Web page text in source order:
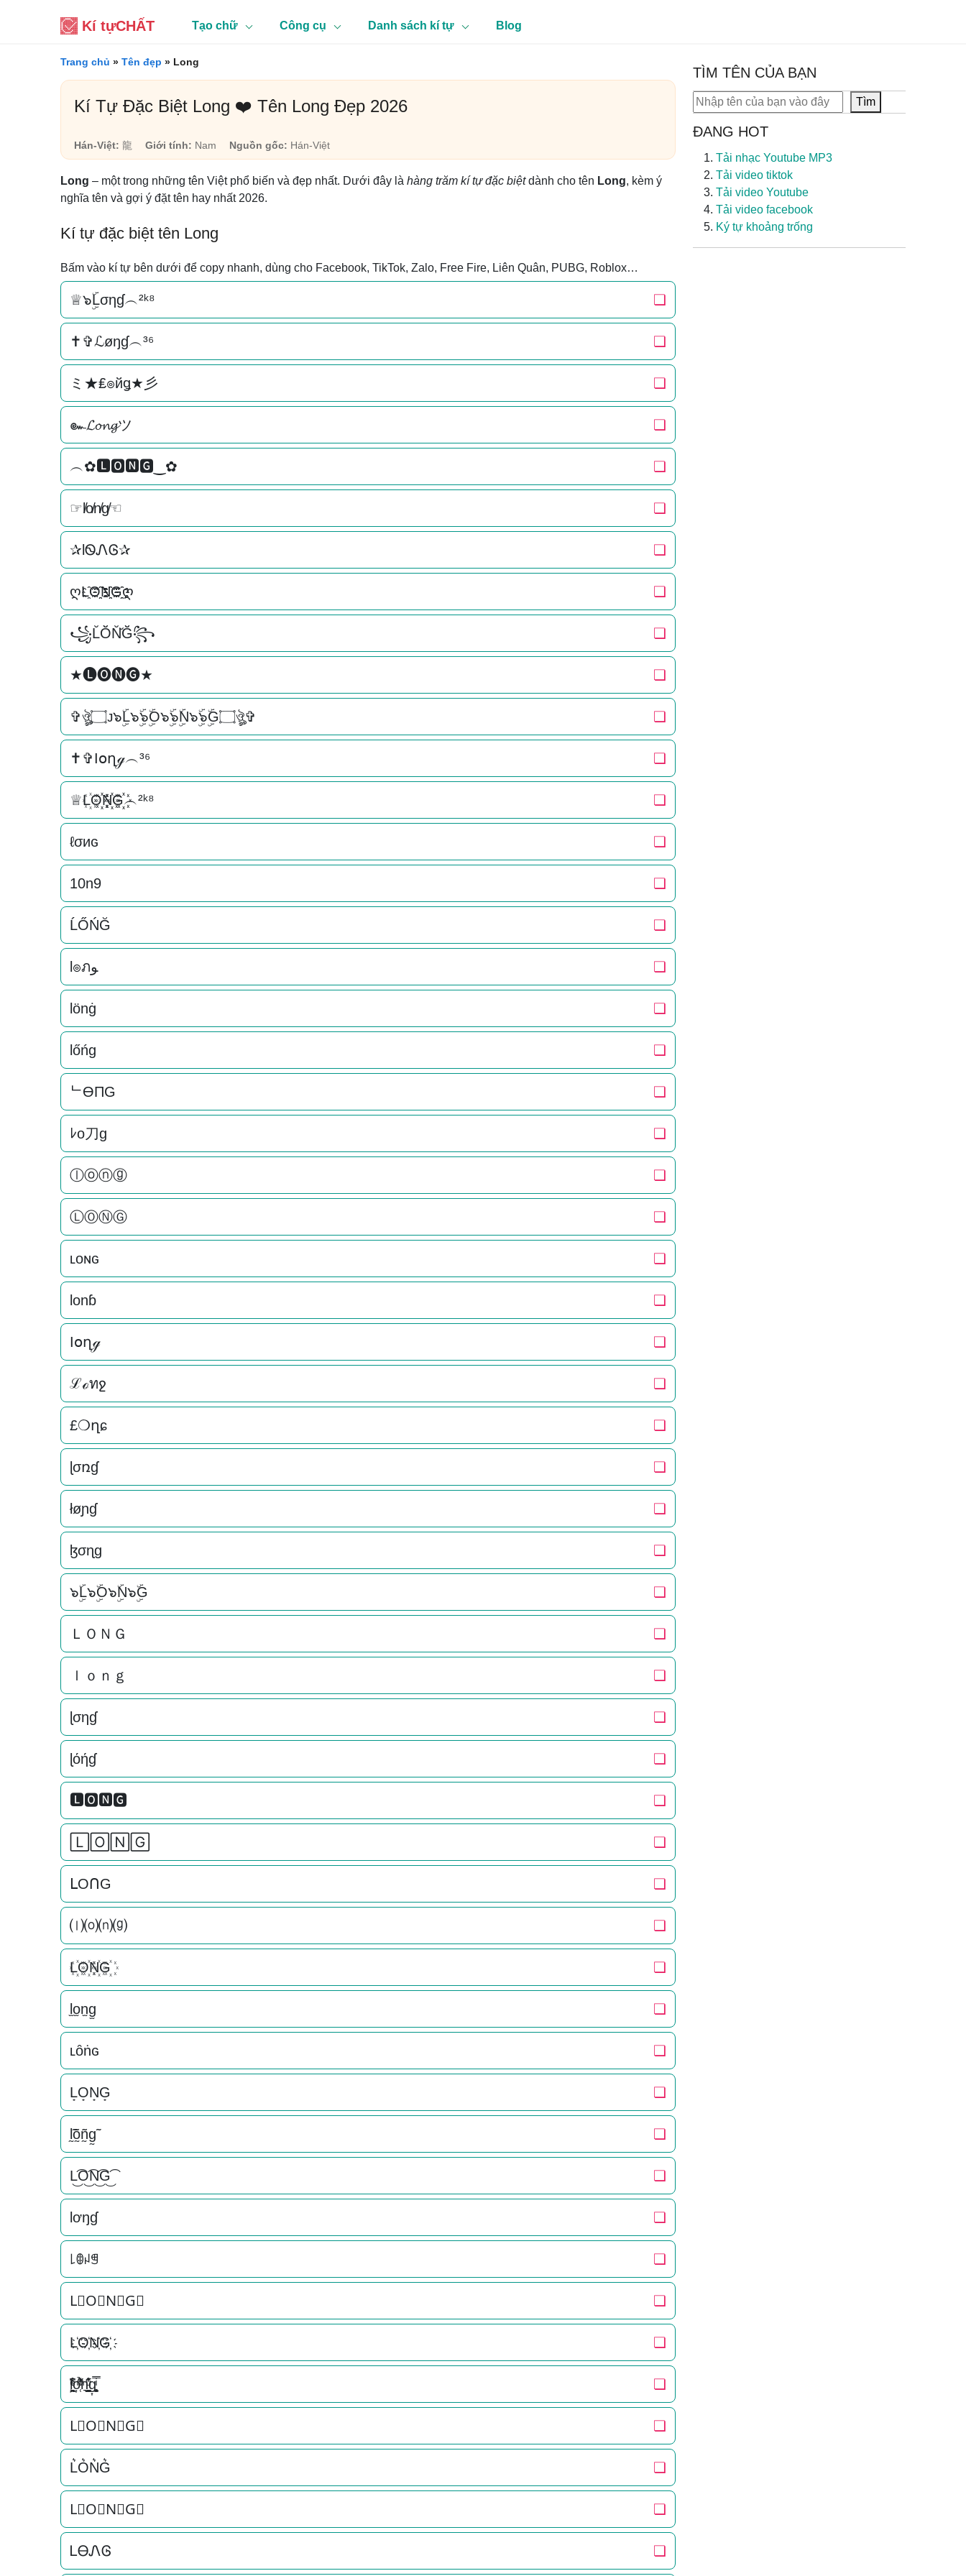
Kí tựCHẤT Tạo chữ Công cụ Danh sách kí tự Blog
Trang chủ » Tên đẹp » Long
Kí Tự Đặc Biệt Long ❤️ Tên Long Đẹp 2026
Hán-Việt: 龍 Giới tính: Nam Nguồn gốc: Hán-Việt
Long – một trong những tên Việt phổ biến và đẹp nhất. Dưới đây là hàng trăm kí tự đặc biệtdành cho tên Long, kèm ý
nghĩa tên và gợi ý đặt tên hay nhất 2026.
Kí tự đặc biệt tên Long
Bấm vào kí tự bên dưới để copy nhanh, dùng cho Facebook, TikTok, Zalo, Free Fire, Liên Quân, PUBG, Roblox…
♕๖ۣۜLσηɠ︵²ᵏ⁸ ❏
✝✞ℒøŋɠ︵³⁶ ❏
ミ★₤๏йǥ★彡 ❏
๛𝓛𝓸𝓷𝓰ツ ❏
︵✿🅻🅾🅽🅶‿✿ ❏
☞l̸o̸n̸g̸☜ ❏
✰lᏫᏁᎶ✰ ❏
ღL҈O҈҈N҈҈G҈҈ღ ❏
꧁L̆Ŏ̆N̆̆Ğ̆꧂ ❏
★🅛🅞🅝🅖★ ❏
✞ঔৣ۝ᴊ๖ۣۜL๖ۣۜ๖ۣۜO๖ۣۜ๖ۣۜN๖ۣۜ๖ۣۜG۝ঔৣ✞ ❏
✝✞Ӏօղℊ︵³⁶ ❏
♕L꙰O꙰꙰N꙰꙰G꙰꙰︵²ᵏ⁸ ❏
ℓσиɢ ❏
10n9 ❏
ĹŐŃĞ ❏
l๏ภﻮ ❏
lönġ ❏
lőńg ❏
ᄂӨПG ❏
ﾚo刀g ❏
ⓛⓞⓝⓖ ❏
ⓁⓄⓃⒼ ❏
ʟoɴԍ ❏
lonɓ ❏
Ӏօղℊ ❏
ℒℴทջ ❏
£❍ղɕ ❏
ɭσռɠ ❏
łøɲɠ ❏
ɮσɳɡ ❏
๖ۣۜL๖ۣۜO๖ۣۜN๖ۣۜG ❏
ＬＯＮＧ ❏
ｌｏｎｇ ❏
ɭσηɠ ❏
ɭόήɠ ❏
🅻🅾🅽🅶 ❏
🄻🄾🄽🄶 ❏
ᒪOᑎG ❏
⒧⒪⒩⒢ ❏
L꙰O꙰N꙰G꙰ ❏
l̫o̫n̫g̫ ❏
ʟȏṅɢ ❏
L͙O͙N͙G͙ ❏
l̰̃õ̰ñ̰g̰̃ ❏
L͜͡O͜͡N͜͡G͜͡ ❏
Ɩơŋɠ ❏
꒒ꂦꈤꁅ ❏
L⃟O⃟N⃟G⃟ ❏
L҉O҉N҉G҉ ❏
l͕͖͉̭̰ͬ̍ͤ͆̊ͨo͎̜̓̇ͫ̉͊ͨ͊n͉̠̙͉̗̺̋̋̔ͧ̊g͎͚̥͎͔͕ͥ̿ ❏
L⃗O⃗N⃗G⃗ ❏
L͛O͛N͛G͛ ❏
L⃒O⃒N⃒G⃒ ❏
ᏞᎾᏁᎶ ❏
TÌM TÊN CỦA BẠN
Tìm kiếm Tìm
ĐANG HOT
Tải nhạc Youtube MP3
Tải video tiktok
Tải video Youtube
Tải video facebook
Ký tự khoảng trống